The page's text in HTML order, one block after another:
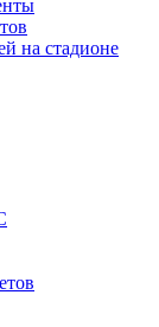
на стадионе